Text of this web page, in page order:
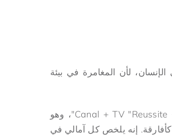
لأن المغامرة في بيئة
«حتى لا يروي أحد غيرنا قصتنا». هذا الاقتباس من إيلي أسو، مقدم برنامج Canal + TV "Reussite"، وهو
كأفارقة. إنه يلخص كل آمالي في